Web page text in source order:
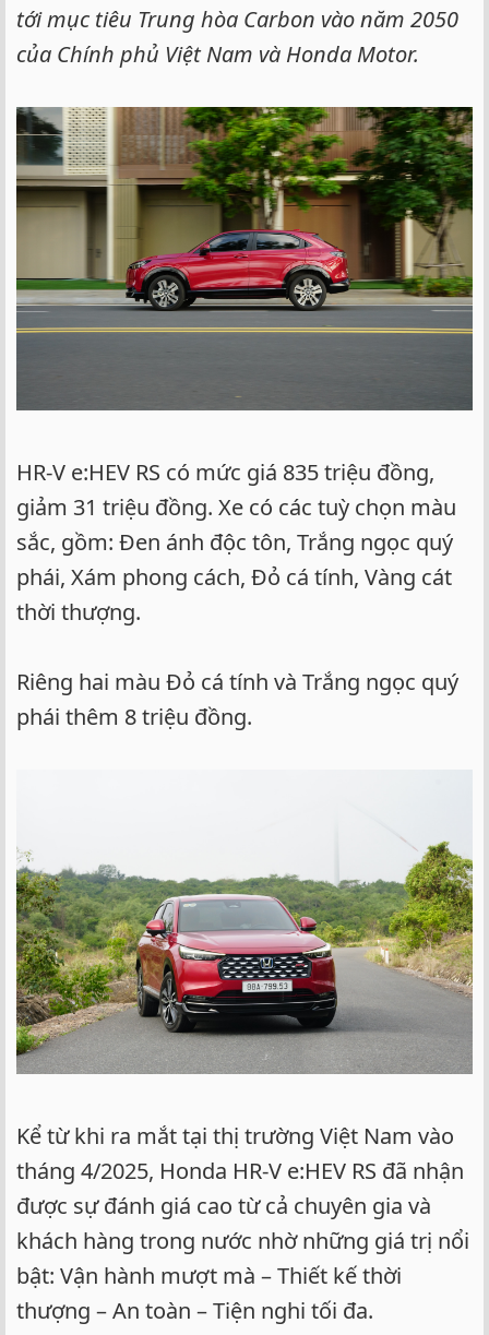
tới mục tiêu Trung hòa Carbon vào năm 2050
của Chính phủ Việt Nam và Honda Motor.
HR-V e:HEV RS có mức giá 835 triệu đồng,
giảm 31 triệu đồng. Xe có các tuỳ chọn màu
sắc, gồm: Đen ánh độc tôn, Trắng ngọc quý
phái, Xám phong cách, Đỏ cá tính, Vàng cát
thời thượng.
Riêng hai màu Đỏ cá tính và Trắng ngọc quý
phái thêm 8 triệu đồng.
Kể từ khi ra mắt tại thị trường Việt Nam vào
tháng 4/2025, Honda HR-V e:HEV RS đã nhận
được sự đánh giá cao từ cả chuyên gia và
khách hàng trong nước nhờ những giá trị nổi
bật: Vận hành mượt mà – Thiết kế thời
thượng – An toàn – Tiện nghi tối đa.